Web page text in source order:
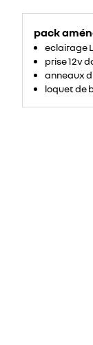
pack
eclairage
prise 12v
anneaux
loquet de